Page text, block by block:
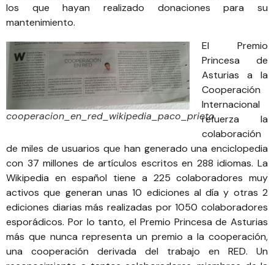
los que hayan realizado donaciones para su
mantenimiento.
cooperacion_en_red_wikipedia_paco_prieto
El Premio
Princesa de
Asturias a la
Cooperación
Internacional
refuerza la
colaboración
de miles de usuarios que han generado una enciclopedia
con 37 millones de artículos escritos en 288 idiomas. La
Wikipedia en español tiene a 225 colaboradores muy
activos que generan unas 10 ediciones al día y otras 2
ediciones diarias más realizadas por 1050 colaboradores
esporádicos. Por lo tanto, el Premio Princesa de Asturias
más que nunca representa un premio a la cooperación,
una cooperación derivada del trabajo en RED. Un